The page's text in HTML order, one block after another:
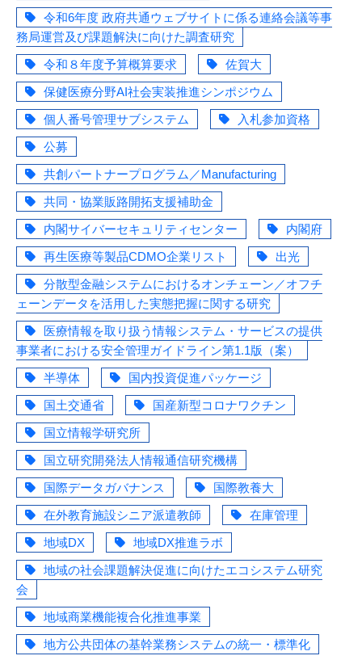
令和6年度 政府共通ウェブサイトに係る連絡会議等事
務局運営及び課題解決に向けた調査研究
令和８年度予算概算要求
佐賀大
保健医療分野AI社会実装推進シンポジウム
個人番号管理サブシステム
入札参加資格
公募
共創パートナープログラム／Manufacturing
共同・協業販路開拓支援補助金
内閣サイバーセキュリティセンター
内閣府
再生医療等製品CDMO企業リスト
出光
分散型金融システムにおけるオンチェーン／オフチ
ェーンデータを活用した実態把握に関する研究
医療情報を取り扱う情報システム・サービスの提供
事業者における安全管理ガイドライン第1.1版（案）
半導体
国内投資促進パッケージ
国土交通省
国産新型コロナワクチン
国立情報学研究所
国立研究開発法人情報通信研究機構
国際データガバナンス
国際教養大
在外教育施設シニア派遣教師
在庫管理
地域DX
地域DX推進ラボ
地域の社会課題解決促進に向けたエコシステム研究
会
地域商業機能複合化推進事業
地方公共団体の基幹業務システムの統一・標準化